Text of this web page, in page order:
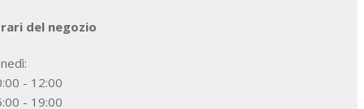
del negozio
- 12:00
- 19:00